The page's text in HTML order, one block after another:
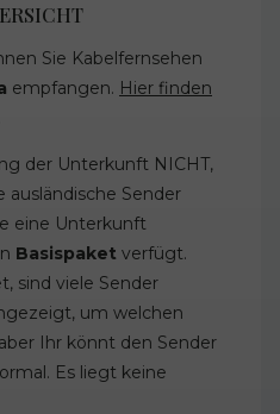
Sie Kabelfernsehen
empfangen. Hier finden
der Unterkunft NICHT,
ausländische Sender
eine Unterkunft
Basispaket verfügt.
sind viele Sender
um welchen
Ihr könnt den Sender
Es liegt keine